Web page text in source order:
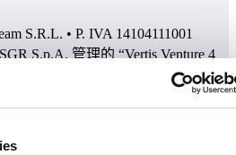
S.R.L. • P. IVA 14104111001
S.p.A. 管理的 “Vertis Venture 4
資助，該基金獲得了歐盟
下組織的支持：